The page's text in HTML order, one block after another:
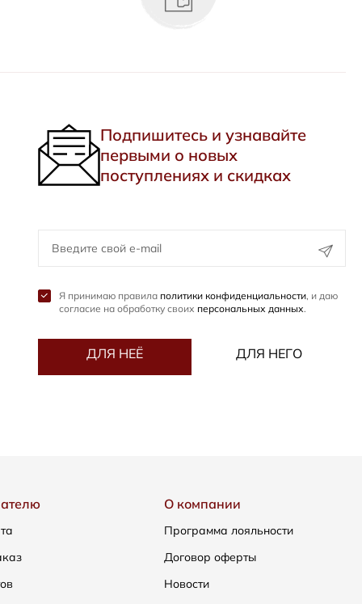
Подпишитесь и узнавайте
первыми о новых
поступлениях и скидках
Я принимаю правила политики конфиденциальности, и даю
согласие на обработку своих персональных данных.
ДЛЯ НЕЁ ДЛЯ НЕГО
О компании
Программа лояльности
Договор оферты
Новости